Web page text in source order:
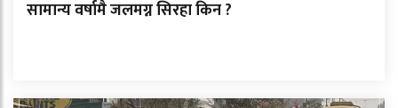
सामान्य वर्षामै जलमग्न सिरहा किन ?